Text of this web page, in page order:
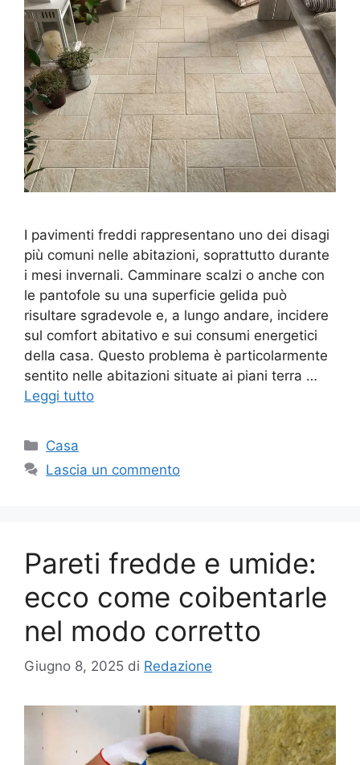
I pavimenti freddi rappresentano uno dei disagi
più comuni nelle abitazioni, soprattutto durante
i mesi invernali. Camminare scalzi o anche con
le pantofole su una superficie gelida può
risultare sgradevole e, a lungo andare, incidere
sul comfort abitativo e sui consumi energetici
della casa. Questo problema è particolarmente
sentito nelle abitazioni situate ai piani terra …
Leggi tutto
Categorie
Casa
Lascia un commento
Pareti fredde e umide:
ecco come coibentarle
nel modo corretto
Giugno 8, 2025 di Redazione